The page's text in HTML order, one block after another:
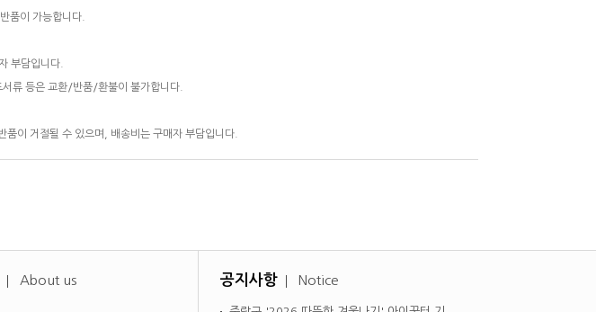
품이 가능합니다.
부담입니다.
류 등은 교환/반품/환불이 불가합니다.
이 거절될 수 있으며, 배송비는 구매자 부담입니다.
About us 공지사항 Notice